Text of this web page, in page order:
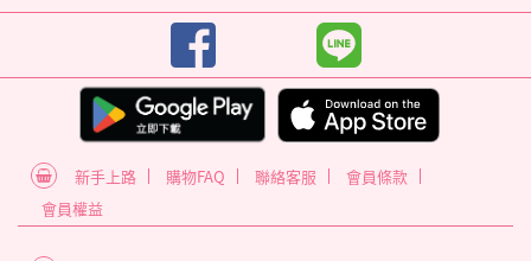
新手上路 購物FAQ 聯絡客服
會員條款
會員權益